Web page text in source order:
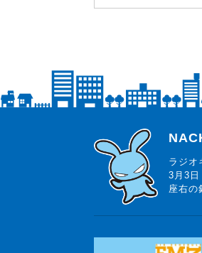
らじっと
ラジオ
3月3日
座右の